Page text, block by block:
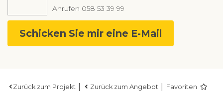
Anrufen 058 53 39 99
Schicken Sie mir eine E-Mail
Zurück zum Projekt Zurück zum Angebot Favoriten